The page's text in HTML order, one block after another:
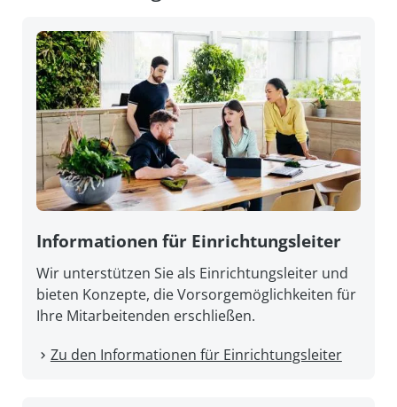
Informationen für Einrichtungsleiter
Wir unterstützen Sie als Einrichtungsleiter und
bieten Konzepte, die Vorsorgemöglichkeiten für
Ihre Mitarbeitenden erschließen.
Zu den Informationen für Einrichtungsleiter